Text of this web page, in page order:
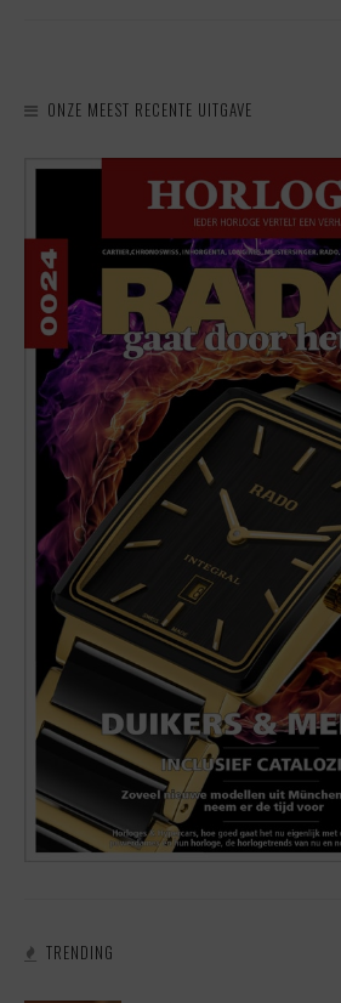
ONZE MEEST RECENTE UITGAVE
TRENDING